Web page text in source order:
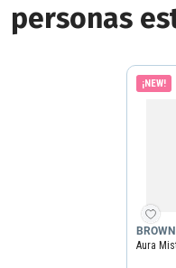
personas
¡NEW!
Aura